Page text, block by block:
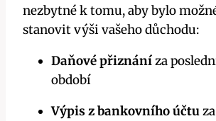
nezbytné k tomu, aby bylo
stanovit výši vašeho důchodu:
Daňové přiznáníza
období
Výpis z bankovního účtu